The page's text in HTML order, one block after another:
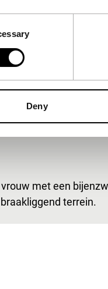
Deny
met een
terrein.